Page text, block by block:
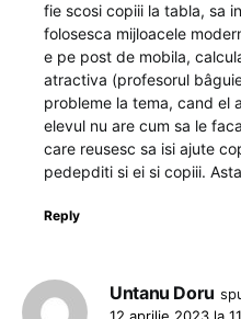
fie scosi copiii la tabla, sa
folosesca mijloacele
e pe post de mobila,
atractiva (profesorul
probleme la tema, cand el
elevul nu are cum sa le
care reusesc sa isi ajute
pedepditi si ei si copiii.
Reply
Untanu Doru